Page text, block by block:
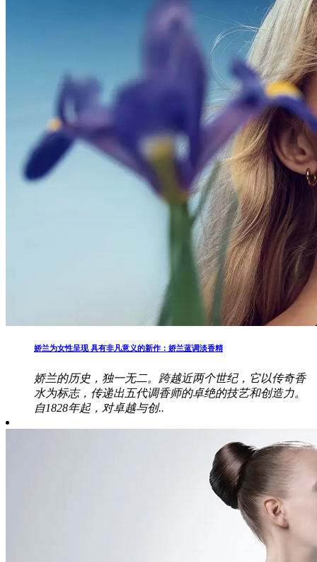
娇兰为女性呈现 具有非凡意义的新作：娇兰蓝调淡香精
娇兰的历史，独一无二。跨越近两个世纪，它以传奇香
水为标志，传递出五代调香师的卓绝的技艺和创造力。
自1828年起，对卓越与创..